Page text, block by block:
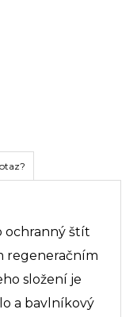
ochranný štít
regeneračním
složení je
a bavlníkový